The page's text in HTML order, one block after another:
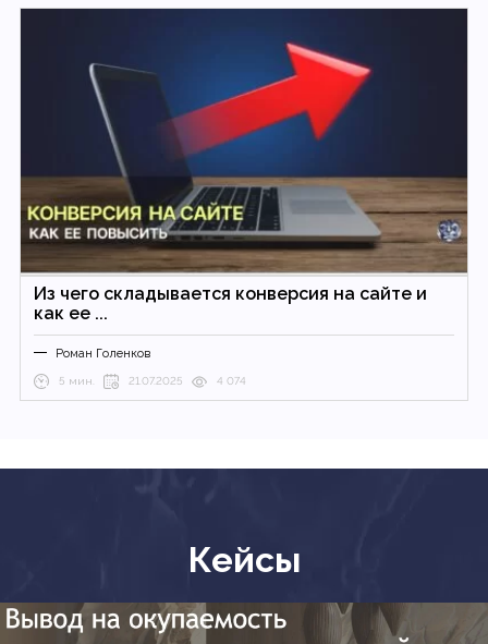
Из чего складывается конверсия на сайте и
как ее ...
Роман Голенков
5 мин. 21.07.2025 4 074
Кейсы